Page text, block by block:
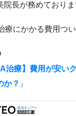
院長が務めておりま
療にかかる費用つ
治療】費用が安い
か？ 』